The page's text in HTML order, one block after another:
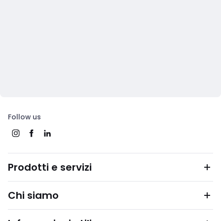
Follow us
Prodotti e servizi
Chi siamo